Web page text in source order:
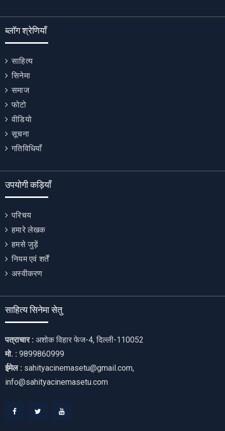
ब्लॉग श्रेणियाँ
साहित्य
सिनेमा
समाज
फोटो
वीडियो
सूचना
गतिविधियाँ
उपयोगी कड़ियाँ
परिचय
हमारे लेखक
हमसे जुड़ें
नियम एवं शर्तें
अस्वीकरण
साहित्य सिनेमा सेतु
पत्राचार : अशोक विहार फेज-4, दिल्ली-110052
मो. : 9899860999
ईमेल : sahityacinemasetu@gmail.com,
info@sahityacinemasetu.com